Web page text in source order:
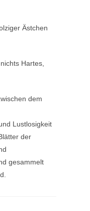
Ästchen
Hartes,
dem
Lustlosigkeit
der
gesammelt